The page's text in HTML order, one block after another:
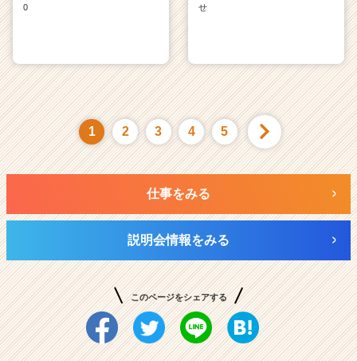
0
せ
1 2 3 4 5
仕事をみる
説明会情報をみる
このページをシェアする